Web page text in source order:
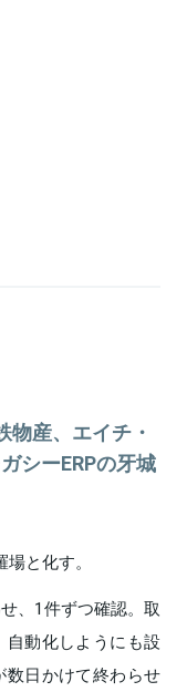
産、エイチ・
シーERPの牙城
と化す。
、1件ずつ確認。取
自動化しようにも設
数日かけて終わらせ